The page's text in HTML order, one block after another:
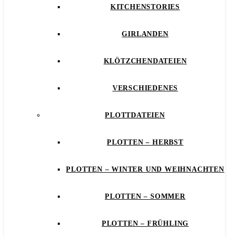
KITCHENSTORIES
GIRLANDEN
KLÖTZCHENDATEIEN
VERSCHIEDENES
PLOTTDATEIEN
PLOTTEN – HERBST
PLOTTEN – WINTER UND WEIHNACHTEN
PLOTTEN – SOMMER
PLOTTEN – FRÜHLING